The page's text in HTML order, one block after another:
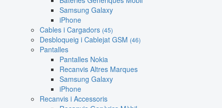
Samsung Galaxy
iPhone
Cables i Cargadors (45)
Desbloqueig i Cablejat GSM (46)
Pantalles
Pantalles Nokia
Recanvis Altres Marques
Samsung Galaxy
iPhone
Recanvis i Accessoris